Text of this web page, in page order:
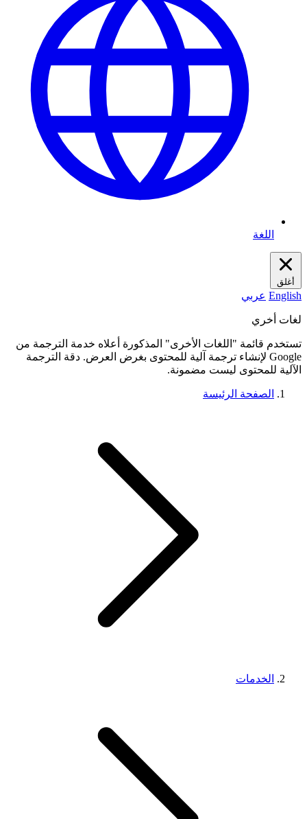
اللغة
أغلق
English عربي
لغات أخري
تستخدم قائمة "اللغات الأخرى" المذكورة أعلاه خدمة الترجمة من
Google لإنشاء ترجمة آلية للمحتوى بغرض العرض. دقة الترجمة
الآلية للمحتوى ليست مضمونة.
الصفحة الرئيسة
الخدمات